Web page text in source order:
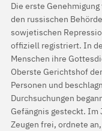
Die erste
den russischen
sowjetischen
offiziell registriert. In
Menschen ihre
Oberste Gerichtshof
Personen und
Durchsuchungen
Gefängnis gesteckt. Im
Zeugen frei, ordnete